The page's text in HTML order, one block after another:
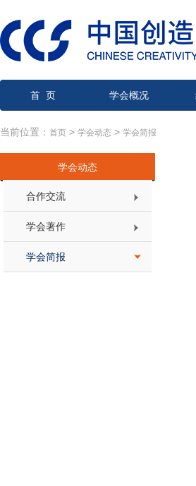
首 页 学会概况
当前位置： 首页 > 学会动态 > 学会简报
学会动态
合作交流
学会著作
学会简报